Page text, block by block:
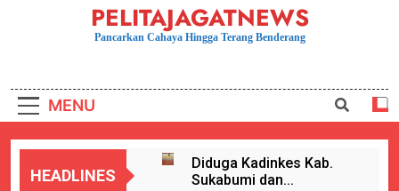
PELITAJAGATNEWS
Pancarkan Cahaya Hingga Terang Benderang
MENU
HEADLINES
Diduga Kadinkes Kab.
Sukabumi dan